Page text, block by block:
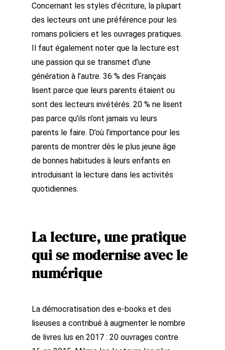
Concernant les styles d’écriture, la plupart
des lecteurs ont une préférence pour les
romans policiers et les ouvrages pratiques.
Il faut également noter que la lecture est
une passion qui se transmet d’une
génération à l’autre. 36 % des Français
lisent parce que leurs parents étaient ou
sont des lecteurs invétérés. 20 % ne lisent
pas parce qu’ils n’ont jamais vu leurs
parents le faire. D’où l’importance pour les
parents de montrer dès le plus jeune âge
de bonnes habitudes à leurs enfants en
introduisant la lecture dans les activités
quotidiennes.
La lecture, une pratique
qui se modernise avec le
numérique
La démocratisation des e-books et des
liseuses a contribué à augmenter le nombre
de livres lus en 2017 : 20 ouvrages contre